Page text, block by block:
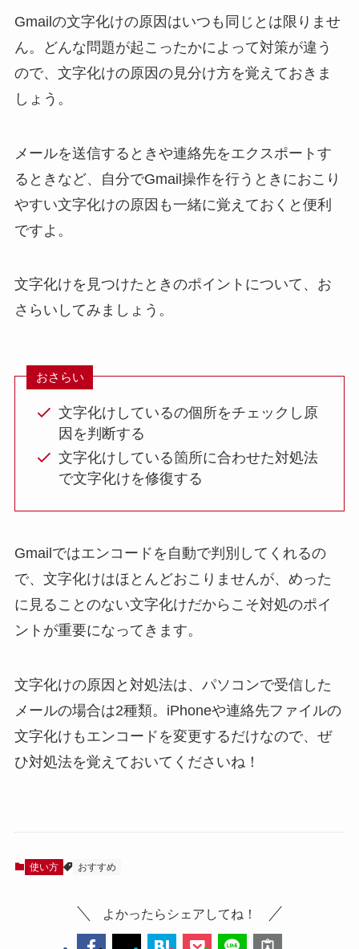
Gmailの文字化けの原因はいつも同じとは限りませ
ん。どんな問題が起こったかによって対策が違う
ので、文字化けの原因の見分け方を覚えておきま
しょう。
メールを送信するときや連絡先をエクスポートす
るときなど、自分でGmail操作を行うときにおこり
やすい文字化けの原因も一緒に覚えておくと便利
ですよ。
文字化けを見つけたときのポイントについて、お
さらいしてみましょう。
おさらい
文字化けしているの個所をチェックし原
因を判断する
文字化けしている箇所に合わせた対処法
で文字化けを修復する
Gmailではエンコードを自動で判別してくれるの
で、文字化けはほとんどおこりませんが、めった
に見ることのない文字化けだからこそ対処のポイ
ントが重要になってきます。
文字化けの原因と対処法は、パソコンで受信した
メールの場合は2種類。iPhoneや連絡先ファイルの
文字化けもエンコードを変更するだけなので、ぜ
ひ対処法を覚えておいてくださいね！
使い方 おすすめ
よかったらシェアしてね！